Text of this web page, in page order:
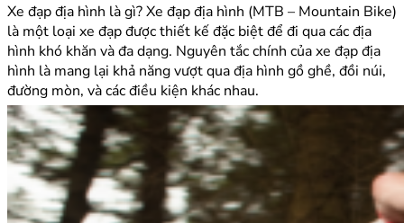
Xe đạp địa hình là gì? Xe đạp địa hình (MTB – Mountain Bike)
là một loại xe đạp được thiết kế đặc biệt để đi qua các địa
hình khó khăn và đa dạng. Nguyên tắc chính của xe đạp địa
hình là mang lại khả năng vượt qua địa hình gồ ghề, đồi núi,
đường mòn, và các điều kiện khác nhau.